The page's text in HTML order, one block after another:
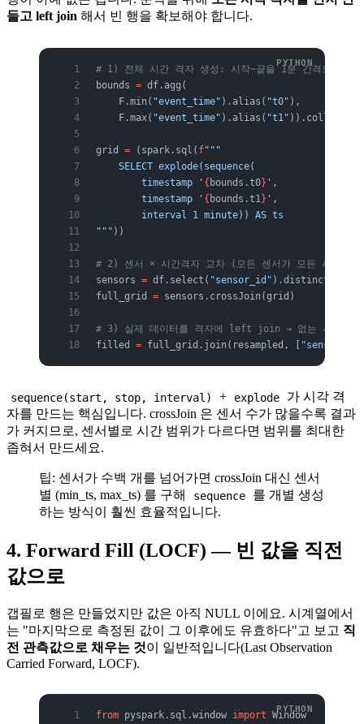
들고 left join 해서 빈 행을 확보해야 합니다.
# 1) 전체 시간 격자 생성: 시작~끝을 1분 간격으로
bounds = df.agg(
    F.min(
"event_time" ).alias( "t0" ),
    F.max(
"event_time" ).alias( "t1" )).collect()[
grid = (spark.sql( f"""
    SELECT explode(sequence(
        timestamp '
{ bounds.t0} ',
        timestamp '
{ bounds.t1} ',
        interval 1 minute)) AS ts
""" ))
# 2) 센서 × 시간격자 교차 (모든 센서가 모든 시각을
sensors = df.select( "sensor_id" ).distinct()
full_grid = sensors.crossJoin(grid)
# 3) 실제 데이터를 격자에 left join → 없는 시각은
filled = full_grid.join(resampled, [ "sensor_id"
sequence(start, stop, interval) + explode
가 시각 격
자를 만드는 핵심입니다. crossJoin 은 센서 수가 많을수록 결과
가 커지므로, 센서별로 시간 범위가 다르다면 범위를 최대한
좁혀서 만드세요.
팁: 센서가 수백 개를 넘어가면 crossJoin 대신 센서
별 (min_ts, max_ts) 를 구해
sequence
를 개별 생성
하는 방식이 훨씬 효율적입니다.
4. Forward Fill (LOCF) — 빈 값을 직전
값으로
갭필로 행은 만들었지만 값은 아직 NULL 이에요. 시계열에서
는 "마지막으로 측정된 값이 그 이후에도 유효하다"고 보고 직
전 관측값으로 채우는 것이 일반적입니다(Last Observation
Carried Forward, LOCF).
from pyspark.sql.window import Window